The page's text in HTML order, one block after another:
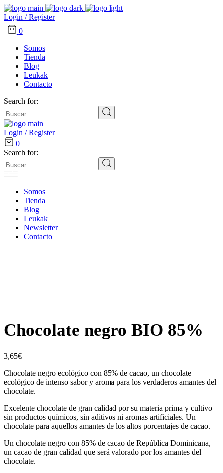
Login / Register
0
Somos
Tienda
Blog
Leukak
Contacto
Search for:
Login / Register
0
Search for:
Somos
Tienda
Blog
Leukak
Newsletter
Contacto
Chocolate negro BIO 85%
3,65€
Chocolate negro ecológico con 85% de cacao, un chocolate
ecológico de intenso sabor y aroma para los verdaderos amantes del
chocolate.
Excelente chocolate de gran calidad por su materia prima y cultivo
sin productos químicos, sin aditivos ni aromas artificiales. Un
chocolate para aquellos amantes de los altos porcentajes de cacao.
Un chocolate negro con 85% de cacao de República Dominicana,
un cacao de gran calidad que será valorado por los amantes del
chocolate.